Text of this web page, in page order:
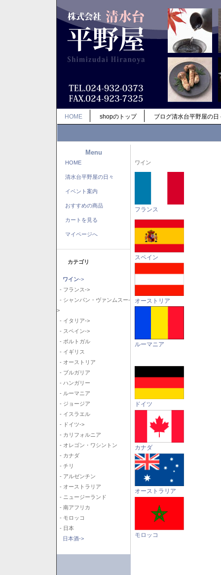
HOME shopのトップ ブログ清水台平野屋の日
Menu
HOME
清水台平野屋の日々
イベント案内
おすすめの商品
カートを見る
マイページへ
カテゴリ
ワイン->
- フランス->
- シャンパン・ヴァンムスー-
>
- イタリア->
- スペイン->
- ポルトガル
- イギリス
- オーストリア
- ブルガリア
- ハンガリー
- ルーマニア
- ジョージア
- イスラエル
- ドイツ->
- カリフォルニア
- オレゴン・ワシントン
- カナダ
- チリ
- アルゼンチン
- オーストラリア
- ニュージーランド
- 南アフリカ
- モロッコ
- 日本
日本酒->
ワイン
フランス
スペイン
オーストリア
ルーマニア
ドイツ
カナダ
オーストラリア
モロッコ